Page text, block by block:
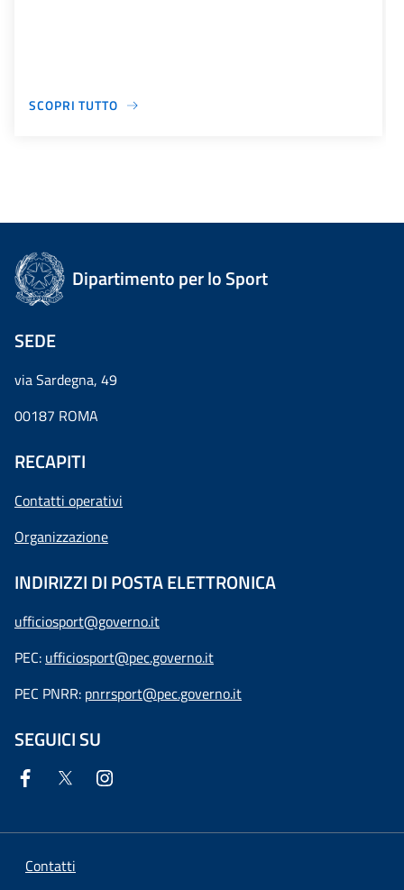
SCOPRI TUTTO
Dipartimento per lo Sport
SEDE
via Sardegna, 49
00187 ROMA
RECAPITI
Contatti operativi
Organizzazione
INDIRIZZI DI POSTA ELETTRONICA
ufficiosport@governo.it
PEC: ufficiosport@pec.governo.it
PEC PNRR: pnrrsport@pec.governo.it
SEGUICI SU
Contatti